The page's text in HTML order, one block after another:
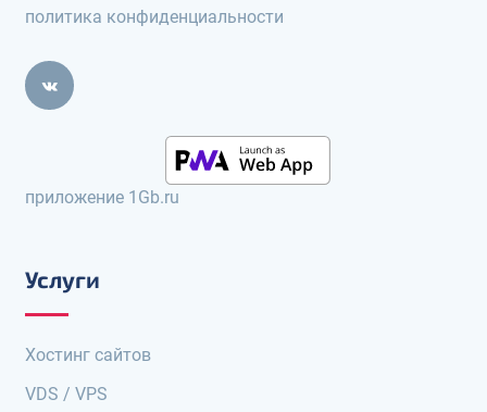
политика конфиденциальности
приложение 1Gb.ru
Услуги
Хостинг сайтов
VDS / VPS